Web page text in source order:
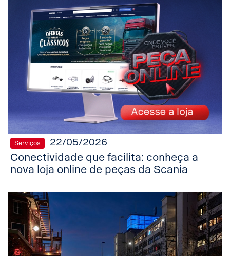
Serviços 22/05/2026
Conectividade que facilita: conheça a
nova loja online de peças da Scania